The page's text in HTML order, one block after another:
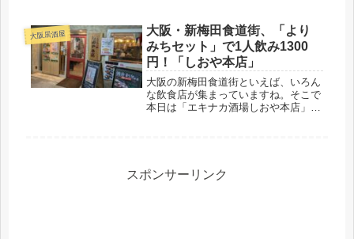
大阪居酒屋
大阪・新梅田食道街、「より
みちセット」で1人飲み1300
円！「しおや本店」
大阪の新梅田食道街といえば、いろん
な飲食店が集まっていますね。そこで
本日は「エキナカ酒場しおや本店」に
スポンサーリンク